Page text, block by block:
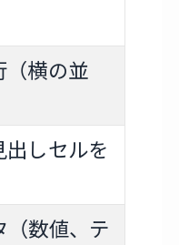
（横の並
出しセルを
（数値、テ